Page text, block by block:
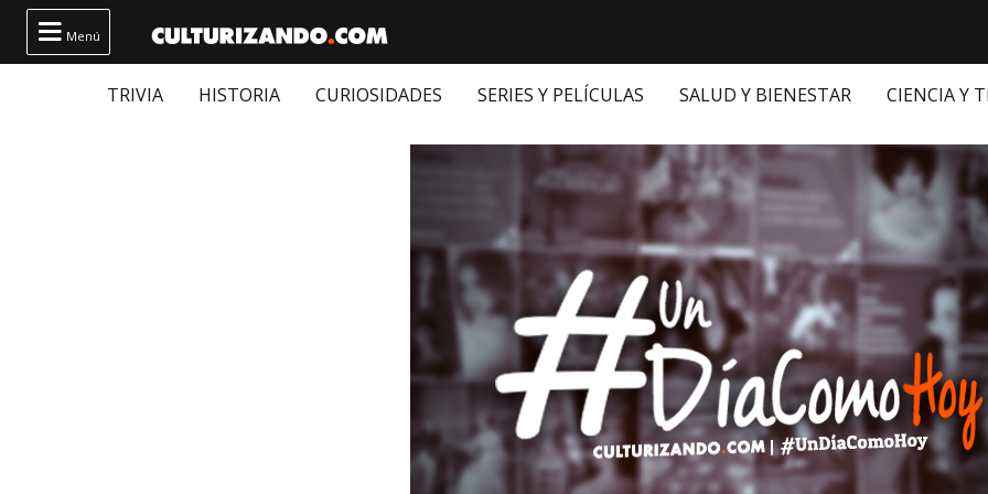
 Menú
TRIVIA HISTORIA CURIOSIDADES SERIES Y PELÍCULAS SALUD Y BIENESTAR CIENCIA Y